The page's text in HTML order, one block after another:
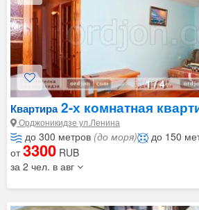
1/4
Квартира2-х комнатная
Орджоникидзе ул.Ленина
до 300 метров (до моря) до 150
от3300 RUB
за 2 чел. в авг